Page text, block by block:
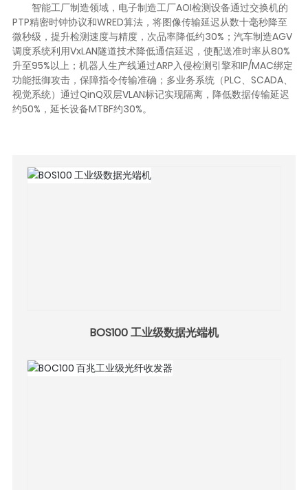
智能工厂制造领域，电子制造工厂AOI检测设备通过交换机的
PTP精密时钟协议和WRED算法，将图像传输延迟从数十毫秒降至
微秒级，提升检测速度与精度，次品率降低约30%；汽车制造AGV
调度系统利用VxLAN隧道技术降低通信延迟，使配送准时率从80%
升至95%以上；机器人生产线通过ARP入侵检测引擎和IP/MAC绑定
功能抵御攻击，保障指令传输准确；多业务系统（PLC、SCADA、
视觉系统）通过QinQ双层VLAN标记实现隔离，降低数据传输延迟
约50%，延长设备MTBF约30%。
BOS100 工业级数据光端机